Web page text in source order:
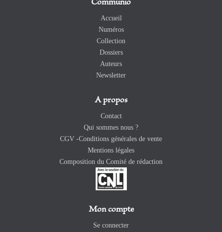
Communio
Accueil
Numéros
Collection
Dossiers
Auteurs
Newsletter
A propos
Contact
Qui sommes nous ?
CGV -Conditions générales de vente
Mentions légales
Composition du Comité de rédaction
Mon compte
Se connecter